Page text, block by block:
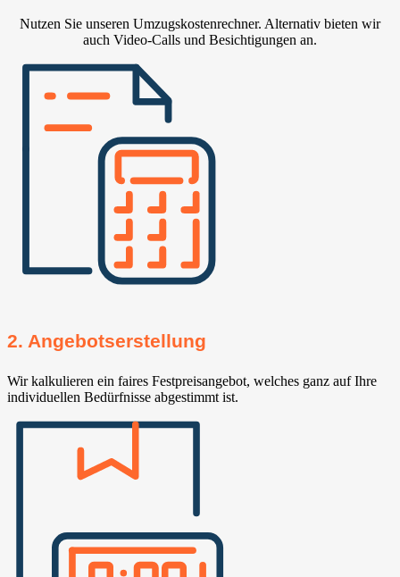
Nutzen Sie unseren Umzugskostenrechner. Alternativ bieten wir
auch Video-Calls und Besichtigungen an.
2. Angebotserstellung
Wir kalkulieren ein faires Festpreisangebot, welches ganz auf Ihre
individuellen Bedürfnisse abgestimmt ist.